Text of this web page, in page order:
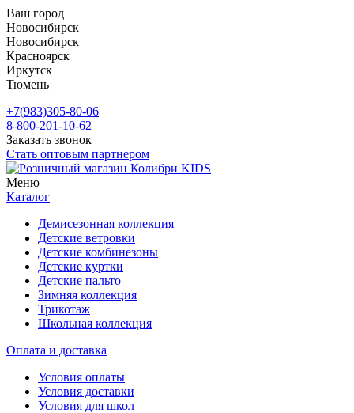
Ваш город
Новосибирск
Новосибирск
Красноярск
Иркутск
Тюмень
+7(983)305-80-06
8-800-201-10-62
Заказать звонок
Стать оптовым партнером
Меню
Каталог
Демисезонная коллекция
Детские ветровки
Детские комбинезоны
Детские куртки
Детские пальто
Зимняя коллекция
Трикотаж
Школьная коллекция
Оплата и доставка
Условия оплаты
Условия доставки
Условия для школ